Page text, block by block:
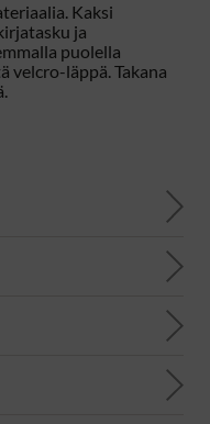
Kaksi
ja
puolella
velcro-läppä. Takana